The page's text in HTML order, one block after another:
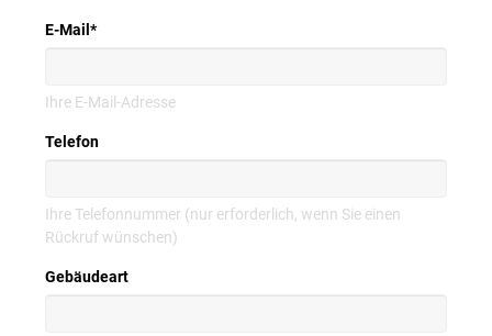
E-Mail *
Ihre E-Mail-Adresse
Telefon
Ihre Telefonnummer (nur erforderlich, wenn Sie einen
Rückruf wünschen)
Gebäudeart